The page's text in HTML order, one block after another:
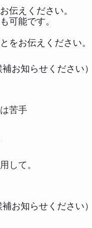
伝えください。
可能です。
をお伝えください。
お知らせください
苦手
して。
お知らせください